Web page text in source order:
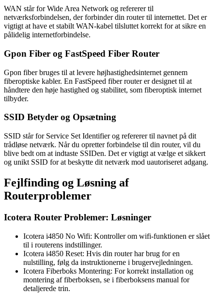
WAN står for Wide Area Network og refererer til
netværksforbindelsen, der forbinder din router til internettet. Det er
vigtigt at have et stabilt WAN-kabel tilsluttet korrekt for at sikre en
pålidelig internetforbindelse.
Gpon Fiber og FastSpeed Fiber Router
Gpon fiber bruges til at levere højhastighedsinternet gennem
fiberoptiske kabler. En FastSpeed fiber router er designet til at
håndtere den høje hastighed og stabilitet, som fiberoptisk internet
tilbyder.
SSID Betyder og Opsætning
SSID står for Service Set Identifier og refererer til navnet på dit
trådløse netværk. Når du opretter forbindelse til din router, vil du
blive bedt om at indtaste SSIDen. Det er vigtigt at vælge et sikkert
og unikt SSID for at beskytte dit netværk mod uautoriseret adgang.
Fejlfinding og Løsning af
Routerproblemer
Icotera Router Problemer: Løsninger
Icotera i4850 No Wifi: Kontroller om wifi-funktionen er slået
til i routerens indstillinger.
Icotera i4850 Reset: Hvis din router har brug for en
nulstilling, følg da instruktionerne i brugervejledningen.
Icotera Fiberboks Montering: For korrekt installation og
montering af fiberboksen, se i fiberboksens manual for
detaljerede trin.